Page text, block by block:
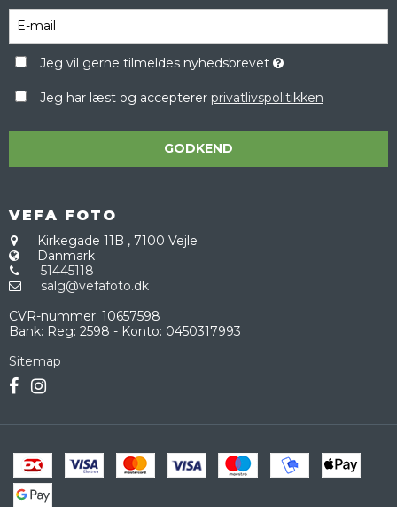
Jeg vil gerne tilmeldes nyhedsbrevet
Jeg har læst og accepterer privatlivspolitikken
GODKEND
VEFA FOTO
Kirkegade 11B , 7100 Vejle
Danmark
51445118
salg@vefafoto.dk
CVR-nummer: 10657598
Bank: Reg: 2598 - Konto: 0450317993
Sitemap